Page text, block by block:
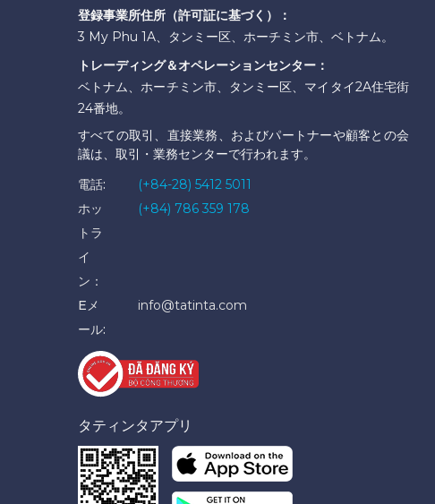
登録事業所住所（許可証に基づく）：
3 My Phu 1A、タンミー区、ホーチミン市、ベトナム。
トレーディング＆オペレーションセンター：
ベトナム、ホーチミン市、タンミー区、マイタイ2A住宅街
24番地。
すべての取引、直接業務、およびパートナーや顧客との会
議は、取引・業務センターで行われます。
電話:
(+84-28) 5412 5011
ホッ
トラ
イ
ン：
(+84) 786 359 178
Eメ
ール:
info@tatinta.com
タティンタアプリ